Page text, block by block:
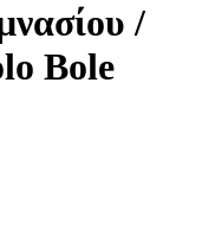
/
Bole